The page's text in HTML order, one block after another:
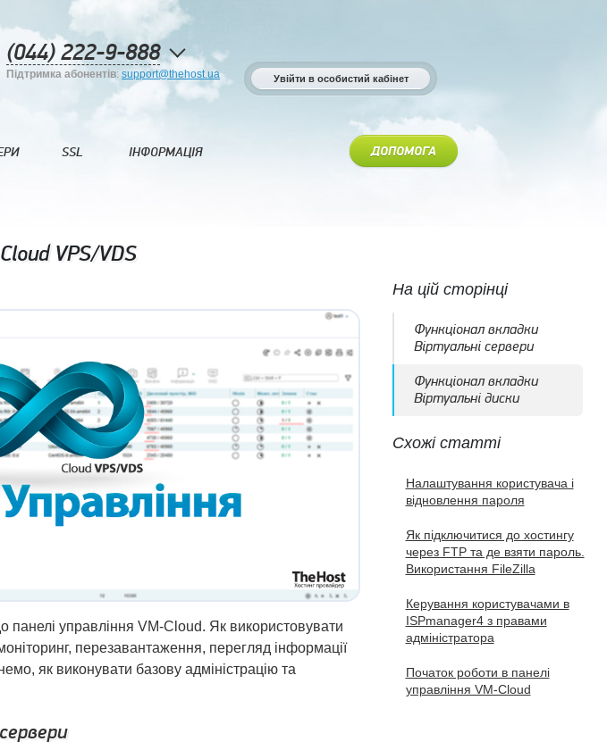
(044) 222-9-888
Підтримка абонентів: support@thehost.ua Увійти в особистий кабінет
SSL ІНФОРМАЦІЯ ДОПОМОГА
VPS/VDS
панелі управління VM-Cloud. Як використовувати
перезавантаження, перегляд інформації
як виконувати базову адміністрацію та
На цій сторінці
Функціонал вкладки
Віртуальні сервери
Функціонал вкладки
Віртуальні диски
Схожі статті
Налаштування користувача і
відновлення пароля
Як підключитися до хостингу
через FTP та де взяти пароль.
Використання FileZilla
Керування користувачами в
ISPmanager4 з правами
адміністратора
Початок роботи в панелі
управління VM-Cloud